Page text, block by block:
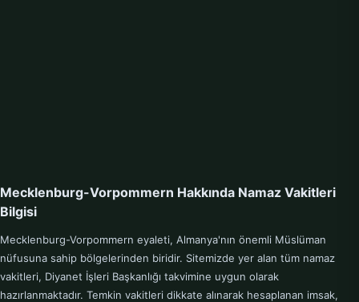
Mecklenburg-Vorpommern Hakkında Namaz Vakitleri
Bilgisi
Mecklenburg-Vorpommern eyaleti, Almanya'nın önemli Müslüman
nüfusuna sahip bölgelerinden biridir. Sitemizde yer alan tüm namaz
vakitleri, Diyanet İşleri Başkanlığı takvimine uygun olarak
hazırlanmaktadır. Temkin vakitleri dikkate alınarak hesaplanan imsak,